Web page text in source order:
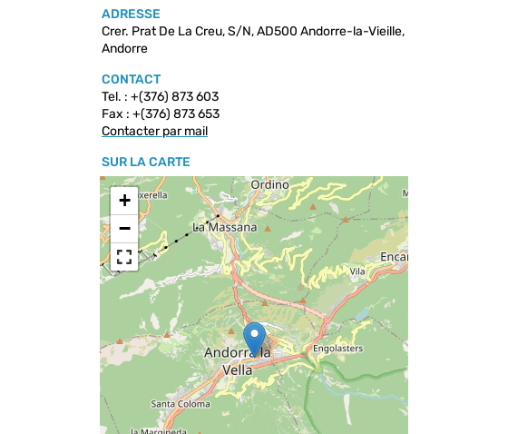
ADRESSE
Crer. Prat De La Creu, S/N, AD500 Andorre-la-Vieille,
Andorre
CONTACT
Tel. : +(376) 873 603
Fax : +(376) 873 653
Contacter par mail
SUR LA CARTE